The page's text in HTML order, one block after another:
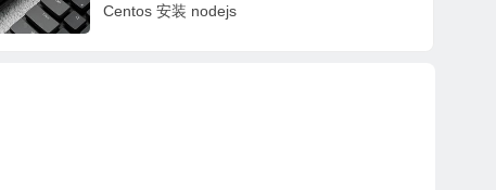
Centos 安装 nodejs